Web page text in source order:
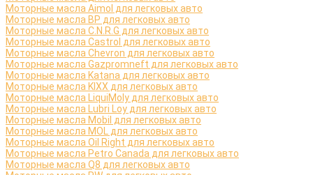
Моторные масла Aimol для легковых авто
Моторные масла BP для легковых авто
Моторные масла C.N.R.G для легковых авто
Моторные масла Castrol для легковых авто
Моторные масла Chevron для легковых авто
Моторные масла Gazpromneft для легковых авто
Моторные масла Katana для легковых авто
Моторные масла KIXX для легковых авто
Моторные масла LiquiMoly для легковых авто
Моторные масла Lubri Loy для легковых авто
Моторные масла Mobil для легковых авто
Моторные масла MOL для легковых авто
Моторные масла Oil Right для легковых авто
Моторные масла Petro Canada для легковых авто
Моторные масла Q8 для легковых авто